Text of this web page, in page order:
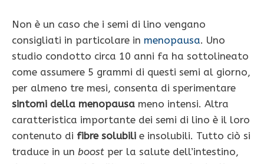
Non è un caso che i semi di lino vengano
consigliati in particolare in menopausa. Uno
studio condotto circa 10 anni fa ha sottolineato
come assumere 5 grammi di questi semi al giorno,
per almeno tre mesi, consenta di sperimentare
sintomi della menopausa meno intensi. Altra
caratteristica importante dei semi di lino è il loro
contenuto di fibre solubili e insolubili. Tutto ciò si
traduce in un boost per la salute dell’intestino,